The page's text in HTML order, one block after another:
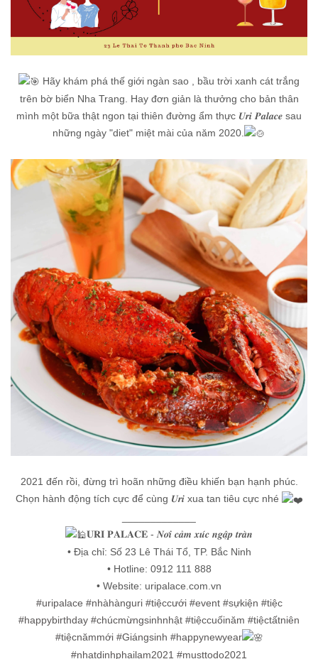
Hãy khám phá thế giới ngàn sao , bầu trời xanh cát trắng
trên bờ biển Nha Trang. Hay đơn giản là thưởng cho bản thân
mình một bữa thật ngon tại thiên đường ẩm thực 𝑼𝒓𝒊 𝑷𝒂𝒍𝒂𝒄𝒆 sau
những ngày "diet" miệt mài của năm 2020.
2021 đến rồi, đừng trì hoãn những điều khiến bạn hạnh phúc.
Chọn hành động tích cực để cùng 𝑼𝒓𝒊 xua tan tiêu cực nhé
𝐔𝐑𝐈 𝐏𝐀𝐋𝐀𝐂𝐄 - 𝑵𝒐̛𝒊 𝒄𝒂̉𝒎 𝒙𝒖́𝒄 𝒏𝒈𝒂̣̂𝒑 𝒕𝒓𝒂̀𝒏
• Địa chỉ: Số 23 Lê Thái Tổ, TP. Bắc Ninh
• Hotline: 0912 111 888
• Website: uripalace.com.vn
#uripalace #nhàhànguri #tiệccưới #event #sựkiện #tiệc
#happybirthday #chúcmừngsinhnhật #tiệccuốinăm #tiệctấtniên
#tiệcnămmới #Giángsinh #happynewyear
#nhatdinhphailam2021 #musttodo2021